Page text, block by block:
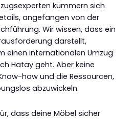
kümmern sich
angefangen von der
Wir wissen, dass ein
darstellt,
einen internationalen Umzug
Hatay geht. Aber keine
how und die Ressourcen,
abzuwickeln.
dass deine Möbel sicher